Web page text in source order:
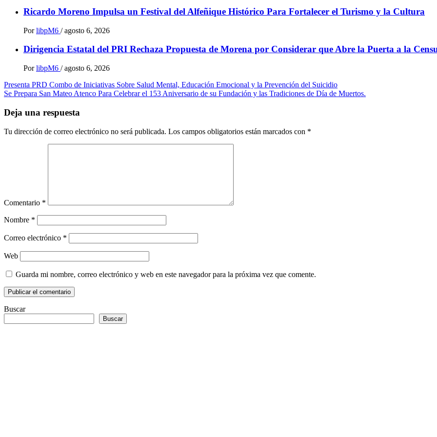
Ricardo Moreno Impulsa un Festival del Alfeñique Histórico Para Fortalecer el Turismo y la Cultura
Por libpM6 / agosto 6, 2026
Dirigencia Estatal del PRI Rechaza Propuesta de Morena por Considerar que Abre la Puerta a la
Por libpM6 / agosto 6, 2026
Navegación
de
entradas
Presenta PRD Combo de Iniciativas Sobre Salud Mental, Educación Emocional y la Prevención del Suicidio
Se Prepara San Mateo Atenco Para Celebrar el 153 Aniversario de su Fundación y las Tradiciones de Día de Muertos.
Deja una respuesta
Tu dirección de correo electrónico no será publicada. Los campos obligatorios están marcados con *
Comentario *
Nombre *
Correo electrónico *
Web
Guarda mi nombre, correo electrónico y web en este navegador para la próxima vez que comente.
Buscar
Buscar